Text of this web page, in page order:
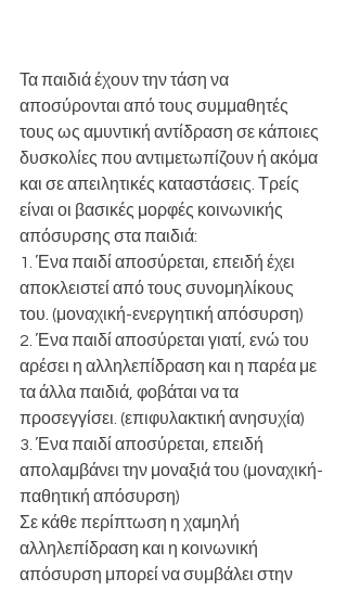
Τα παιδιά έχουν την τάση να
αποσύρονται από τους συμμαθητές
τους ως αμυντική αντίδραση σε κάποιες
δυσκολίες που αντιμετωπίζουν ή ακόμα
και σε απειλητικές καταστάσεις. Τρείς
είναι οι βασικές μορφές κοινωνικής
απόσυρσης στα παιδιά:
1. Ένα παιδί αποσύρεται, επειδή έχει
αποκλειστεί από τους συνομηλίκους
του. (μοναχική-ενεργητική απόσυρση)
2. Ένα παιδί αποσύρεται γιατί, ενώ του
αρέσει η αλληλεπίδραση και η παρέα με
τα άλλα παιδιά, φοβάται να τα
προσεγγίσει. (επιφυλακτική ανησυχία)
3. Ένα παιδί αποσύρεται, επειδή
απολαμβάνει την μοναξιά του (μοναχική-
παθητική απόσυρση)
Σε κάθε περίπτωση η χαμηλή
αλληλεπίδραση και η κοινωνική
απόσυρση μπορεί να συμβάλει στην